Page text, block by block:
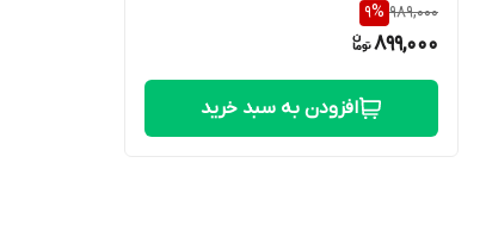
989,000
9%
899,000
افزودن به سبد خرید